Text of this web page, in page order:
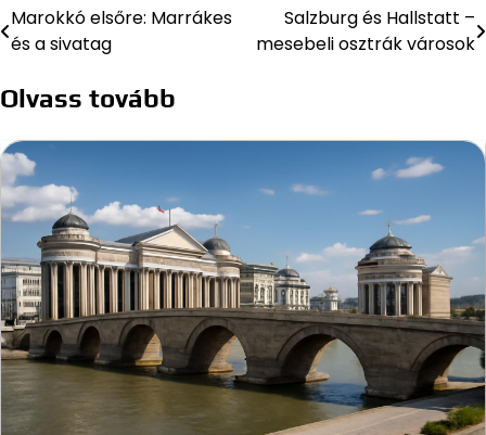
Bejegyzés
navigáció
Marokkó elsőre: Marrákes
és a sivatag
Salzburg és Hallstatt –
mesebeli osztrák városok
Olvass tovább